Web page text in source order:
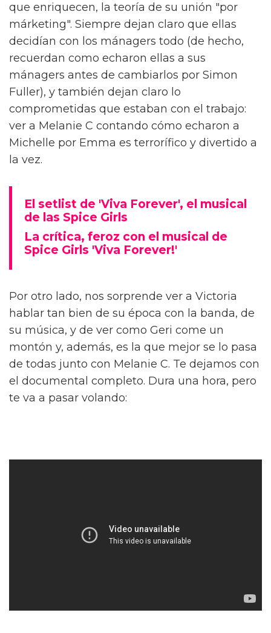
que enriquecen, la teoría de su unión "por
márketing". Siempre dejan claro que ellas
decidían con los mánagers todo (de hecho,
recuerdan como echaron ellas a sus
mánagers antes de cambiarlos por Simon
Fuller), y también dejan claro lo
comprometidas que estaban con el trabajo:
ver a Melanie C contando cómo echaron a
Michelle por Emma es terrorífico y divertido a
la vez.
El setlist de 'Viva Forever', el musical
de las Spice Girls
La crítica, feroz con el musical de
Spice Girls 'Viva Forever!'
Por otro lado, nos sorprende ver a Victoria
hablar tan bien de su época con la banda, de
su música, y de ver como Geri come un
montón y, además, es la que mejor se lo pasa
de todas junto con Melanie C. Te dejamos con
el documental completo. Dura una hora, pero
te va a pasar volando: